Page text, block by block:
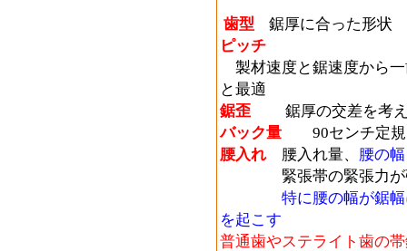
歯型
鋸厚に合った形状
ピッチ
製材速度と鋸速度から
と最適
鋸歪
鋸厚の交差を考
バック量
90センチ定
腰入れ
腰入れ量、 腰の
緊張帯の緊張力
特に腰の幅が鋸幅に
を起こす
普通歯やステライト歯の